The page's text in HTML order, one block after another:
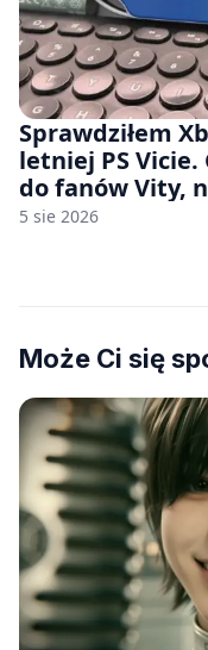
Sprawdziłem
letniej PS
do fanów Vity,
wiele [FELIETON]
5 sie 2026
Może Ci się